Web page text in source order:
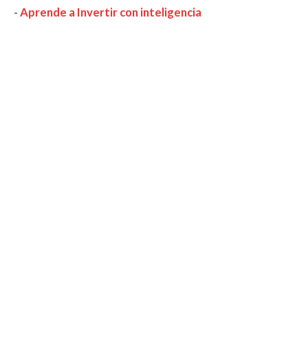
-Aprende a Invertir con inteligencia